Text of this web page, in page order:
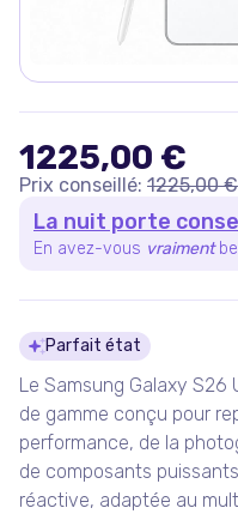
1225,00 €
Prix conseillé: 1225,00 €
La nuit porte
En avez-vous vraiment
Détails du
Parfait état
Le Samsung Galaxy
de gamme conçu pour
performance, de la
de composants
réactive, adaptée au